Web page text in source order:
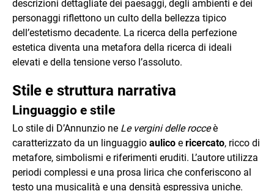
descrizioni dettagliate dei paesaggi, degli ambienti e dei
personaggi riflettono un culto della bellezza tipico
dell’estetismo decadente. La ricerca della perfezione
estetica diventa una metafora della ricerca di ideali
elevati e della tensione verso l’assoluto.
Stile e struttura narrativa
Linguaggio e stile
Lo stile di D’Annunzio ne Le vergini delle rocceè
caratterizzato da un linguaggio aulico e ricercato, ricco di
metafore, simbolismi e riferimenti eruditi. L’autore utilizza
periodi complessi e una prosa lirica che conferiscono al
testo una musicalità e una densità espressiva uniche.